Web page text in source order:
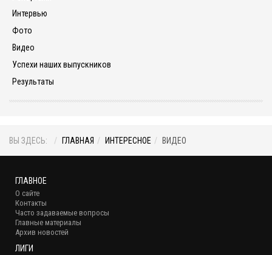
Интервью
Фото
Видео
Успехи наших выпускников
Результаты
ВЫ ЗДЕСЬ: ГЛАВНАЯ ИНТЕРЕСНОЕ ВИДЕО
ГЛАВНОЕ
О сайте
Контакты
Часто задаваемые вопросы
Главные материалы
Архив новостей
ЛИГИ